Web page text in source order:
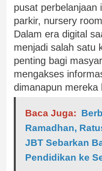
pusat perbelanjaan
parkir, nursery
Dalam era digital
menjadi salah satu
penting bagi
mengakses
dimanapun mereka
Baca Juga:
Ramadhan,
JBT Sebarkan
Pendidikan ke